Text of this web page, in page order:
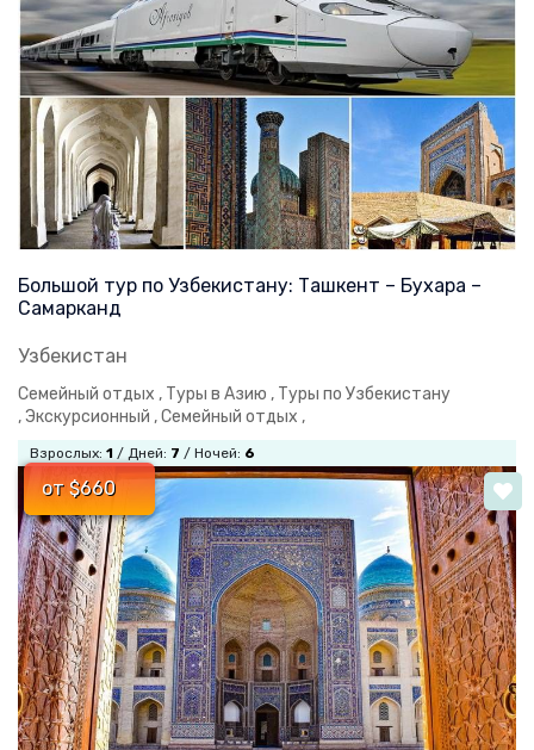
Большой тур по Узбекистану: Ташкент – Бухара –
Самарканд
Узбекистан
Семейный отдых , Туры в Азию , Туры по Узбекистану
,Экскурсионный ,Семейный отдых ,
Взрослых: 1 / Дней: 7 / Ночей: 6
от $660